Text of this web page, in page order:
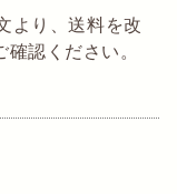
より、送料を改
確認ください。